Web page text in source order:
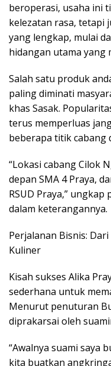
beroperasi, usaha ini
kelezatan rasa, tetapi
yang lengkap, mulai
hidangan utama yang
Salah satu produk
paling diminati
khas Sasak.
terus memperluas
beberapa titik cabang
“Lokasi cabang Cilok
depan SMA 4 Praya,
RSUD Praya,”
dalam keterangannya.
Perjalanan Bisnis:
Kuliner
Kisah sukses Alika
sederhana untuk
Menurut penuturan
diprakarsai oleh
“Awalnya suami saya
kita buatkan